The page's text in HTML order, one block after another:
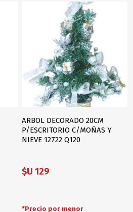
ARBOL DECORADO 20CM
P/ESCRITORIO C/MOÑAS Y
NIEVE 12722 Q120
$U 129
*Precio por menor